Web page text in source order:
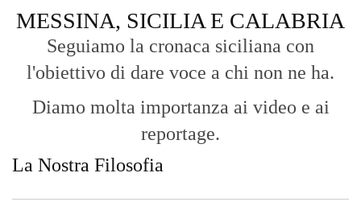
MESSINA, SICILIA E CALABRIA
Seguiamo la cronaca siciliana con
l'obiettivo di dare voce a chi non ne ha.
Diamo molta importanza ai video e ai
reportage.
La Nostra Filosofia